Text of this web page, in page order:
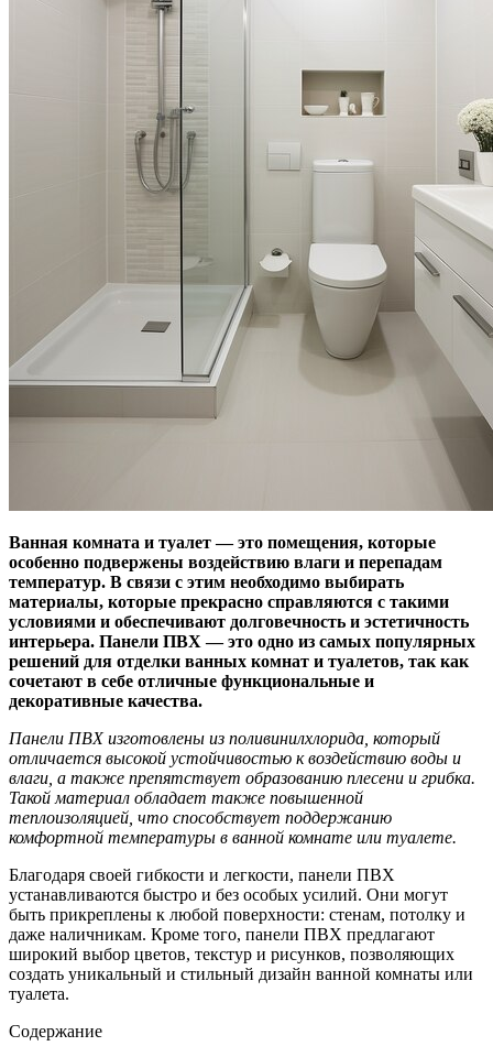
Ванная комната и туалет — это помещения, которые
особенно подвержены воздействию влаги и перепадам
температур. В связи с этим необходимо выбирать
материалы, которые прекрасно справляются с такими
условиями и обеспечивают долговечность и эстетичность
интерьера. Панели ПВХ — это одно из самых популярных
решений для отделки ванных комнат и туалетов, так как
сочетают в себе отличные функциональные и
декоративные качества.
Панели ПВХ изготовлены из поливинилхлорида, который
отличается высокой устойчивостью к воздействию воды и
влаги, а также препятствует образованию плесени и грибка.
Такой материал обладает также повышенной
теплоизоляцией, что способствует поддержанию
комфортной температуры в ванной комнате или туалете.
Благодаря своей гибкости и легкости, панели ПВХ
устанавливаются быстро и без особых усилий. Они могут
быть прикреплены к любой поверхности: стенам, потолку и
даже наличникам. Кроме того, панели ПВХ предлагают
широкий выбор цветов, текстур и рисунков, позволяющих
создать уникальный и стильный дизайн ванной комнаты или
туалета.
Содержание